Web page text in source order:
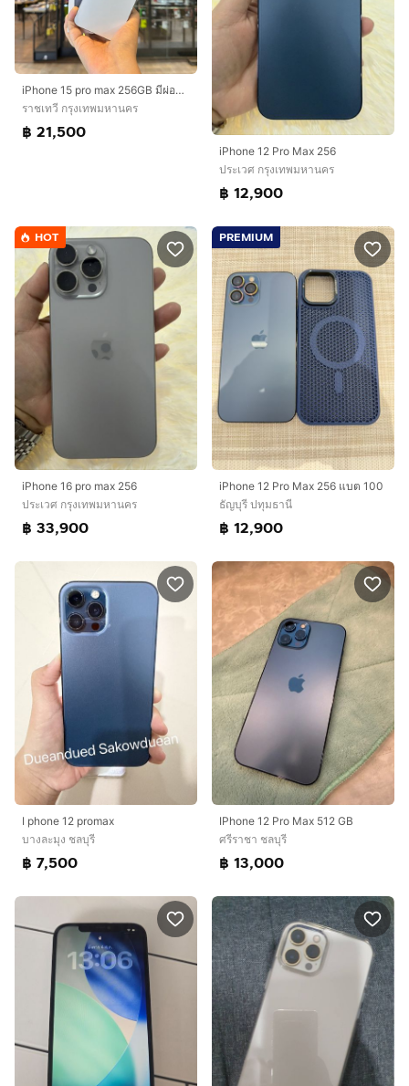
iPhone 15 pro max 256GB มีผ่อนครับ
ราชเทวี กรุงเทพมหานคร
฿ 21,500
iPhone 12 Pro Max 256
ประเวศ กรุงเทพมหานคร
฿ 12,900
HOT
iPhone 16 pro max 256
ประเวศ กรุงเทพมหานคร
฿ 33,900
PREMIUM
iPhone 12 Pro Max 256 แบต 100
ธัญบุรี ปทุมธานี
฿ 12,900
I phone 12 promax
บางละมุง ชลบุรี
฿ 7,500
IPhone 12 Pro Max 512 GB
ศรีราชา ชลบุรี
฿ 13,000